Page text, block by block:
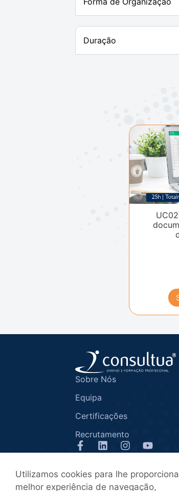
Duração
Sobre Nós
Equipa
Certificações
Recrutamento
1ª entidade associada da
Utilizamos cookies para lhe
melhor experiência de navegação,